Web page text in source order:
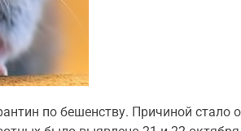
по бешенству. Причиной стало